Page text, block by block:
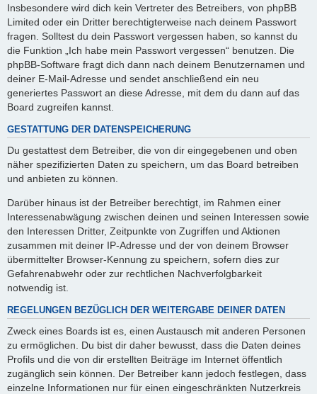
Insbesondere wird dich kein Vertreter des Betreibers, von phpBB
Limited oder ein Dritter berechtigterweise nach deinem Passwort
fragen. Solltest du dein Passwort vergessen haben, so kannst du
die Funktion „Ich habe mein Passwort vergessen“ benutzen. Die
phpBB-Software fragt dich dann nach deinem Benutzernamen und
deiner E-Mail-Adresse und sendet anschließend ein neu
generiertes Passwort an diese Adresse, mit dem du dann auf das
Board zugreifen kannst.
GESTATTUNG DER DATENSPEICHERUNG
Du gestattest dem Betreiber, die von dir eingegebenen und oben
näher spezifizierten Daten zu speichern, um das Board betreiben
und anbieten zu können.
Darüber hinaus ist der Betreiber berechtigt, im Rahmen einer
Interessenabwägung zwischen deinen und seinen Interessen sowie
den Interessen Dritter, Zeitpunkte von Zugriffen und Aktionen
zusammen mit deiner IP-Adresse und der von deinem Browser
übermittelter Browser-Kennung zu speichern, sofern dies zur
Gefahrenabwehr oder zur rechtlichen Nachverfolgbarkeit
notwendig ist.
REGELUNGEN BEZÜGLICH DER WEITERGABE DEINER DATEN
Zweck eines Boards ist es, einen Austausch mit anderen Personen
zu ermöglichen. Du bist dir daher bewusst, dass die Daten deines
Profils und die von dir erstellten Beiträge im Internet öffentlich
zugänglich sein können. Der Betreiber kann jedoch festlegen, dass
einzelne Informationen nur für einen eingeschränkten Nutzerkreis